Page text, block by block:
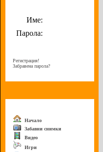
Име:
Парола:
Регистрация!
Забравена парола?
Начало
Забавни снимки
Видео
Игри